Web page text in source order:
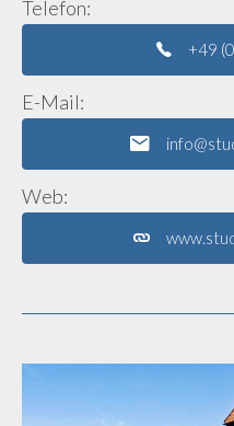
Telefon:
+49
E-Mail:
Web: